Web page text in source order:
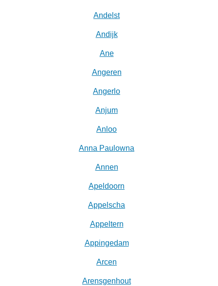
Andelst
Andijk
Ane
Angeren
Angerlo
Anjum
Anloo
Anna Paulowna
Annen
Apeldoorn
Appelscha
Appeltern
Appingedam
Arcen
Arensgenhout